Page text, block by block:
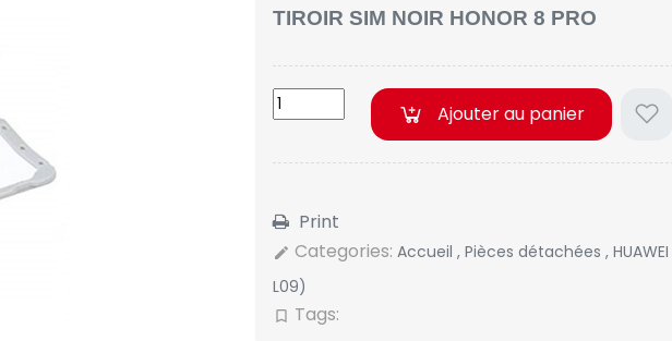
TIROIR SIM NOIR HONOR 8 PRO
Ajouter au panier
Print
edit Categories: Accueil , Pièces détachées , HUAWEI
L09)
bookmark_border Tags: